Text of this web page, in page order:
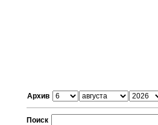
Архив
Поиск